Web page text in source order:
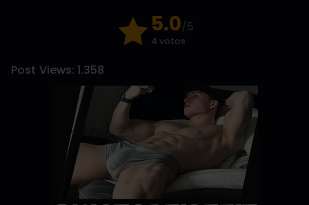
5.0/5
4 votos
Post Views: 1.358